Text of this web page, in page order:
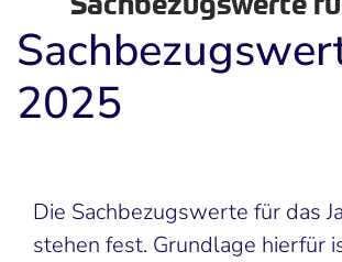
2025
Die Sachbezugswerte für das
stehen fest. Grundlage hierfür